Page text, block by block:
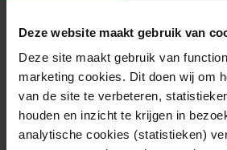
Deze website maakt gebruik van
Deze site maakt gebruik van
marketing cookies. Dit doen wij om
van de site te verbeteren,
houden en inzicht te krijgen in
analytische cookies (statistieken)